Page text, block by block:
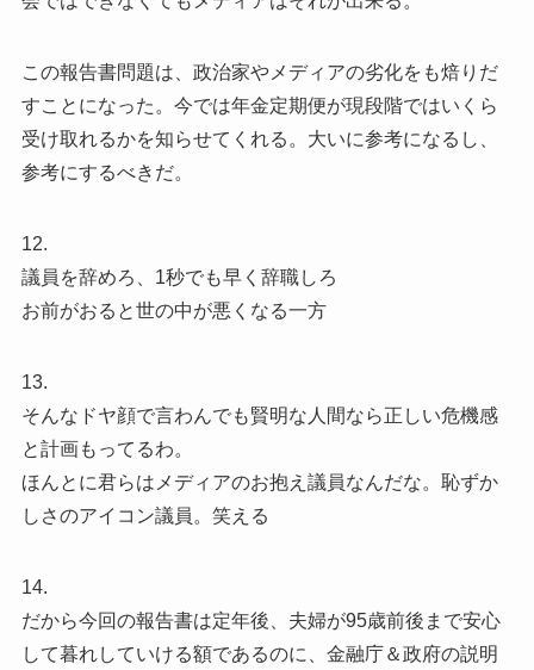
この報告書問題は、政治家やメディアの劣化をも焙りだ
すことになった。今では年金定期便が現段階ではいくら
受け取れるかを知らせてくれる。大いに参考になるし、
参考にするべきだ。
12.
議員を辞めろ、1秒でも早く辞職しろ
お前がおると世の中が悪くなる一方
13.
そんなドヤ顔で言わんでも賢明な人間なら正しい危機感
と計画もってるわ。
ほんとに君らはメディアのお抱え議員なんだな。恥ずか
しさのアイコン議員。笑える
14.
だから今回の報告書は定年後、夫婦が95歳前後まで安心
して暮れしていける額であるのに、金融庁＆政府の説明